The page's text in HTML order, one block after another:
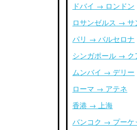
ドバイ → ロンドン
ロサンゼルス → サ
パリ → バルセロナ
シンガポール → ク
ムンバイ → デリー
ローマ → アテネ
香港 → 上海
バンコク → プーケ